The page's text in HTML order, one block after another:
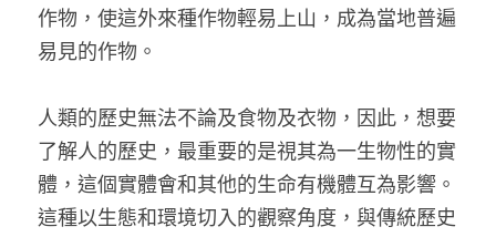
作物，使這外來種作物輕易上山，成為當地普遍
易見的作物。
人類的歷史無法不論及食物及衣物，因此，想要
了解人的歷史，最重要的是視其為一生物性的實
體，這個實體會和其他的生命有機體互為影響。
這種以生態和環境切入的觀察角度，與傳統歷史